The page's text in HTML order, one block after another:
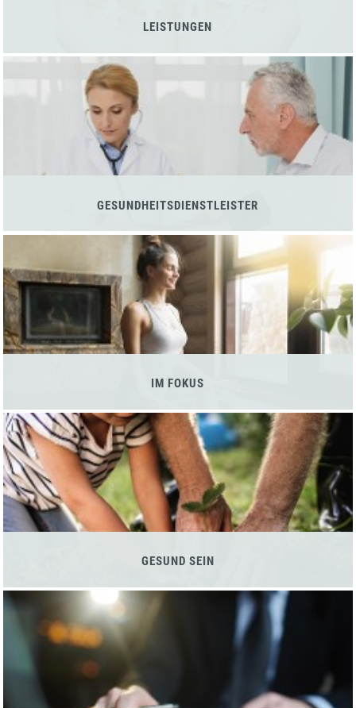
LEISTUNGEN
GESUNDHEITSDIENSTLEISTER
IM FOKUS
GESUND SEIN